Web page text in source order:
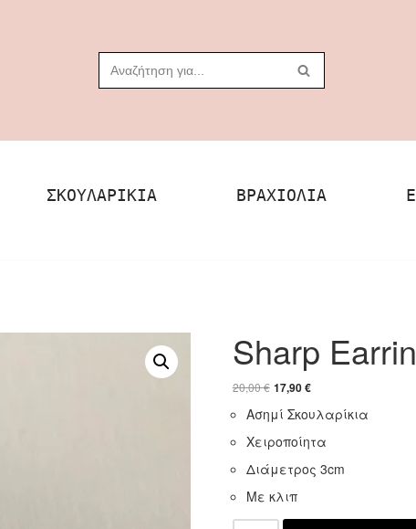
ΣΚΟΥΛΑΡΊΚΙΑ ΒΡΑΧΙΌΛΙΑ
Sharp
20,00€ 17,90€
Ασημί Σκουλαρίκια
Χειροποίητα
Διάμετρος 3cm
Με κλιπ